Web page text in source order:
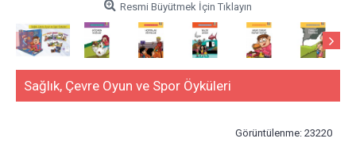
Resmi Büyütmek İçin Tıklayın
Sağlık, Çevre Oyun ve Spor Öyküleri
Görüntülenme: 23220